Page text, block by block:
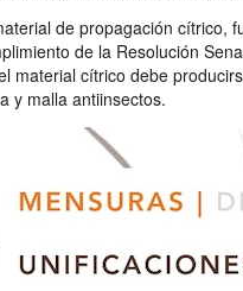
de propagación cítrico,
de la Resolución
material cítrico debe
y malla antiinsectos.